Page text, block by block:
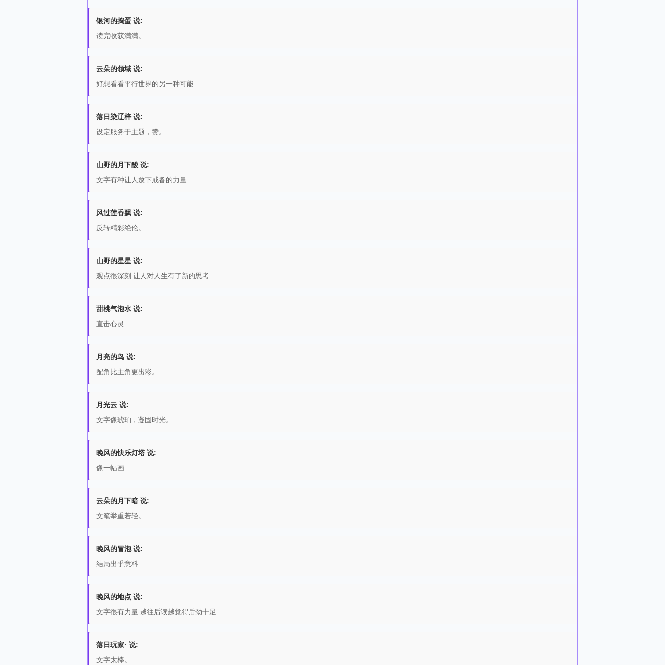
银河的捣蛋 说:
读完收获满满。
云朵的领域 说:
好想看看平行世界的另一种可能
落日染辽梓 说:
设定服务于主题，赞。
山野的月下酸 说:
文字有种让人放下戒备的力量
风过莲香飘 说:
反转精彩绝伦。
山野的星星 说:
观点很深刻 让人对人生有了新的思考
甜桃气泡水 说:
直击心灵
月亮的鸟 说:
配角比主角更出彩。
月光云 说:
文字像琥珀，凝固时光。
晚风的快乐灯塔 说:
像一幅画
云朵的月下暗 说:
文笔举重若轻。
晚风的冒泡 说:
结局出乎意料
晚风的地点 说:
文字很有力量 越往后读越觉得后劲十足
落日玩家· 说:
文字太棒。